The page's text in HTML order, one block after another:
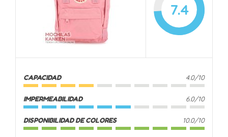
7.4
CAPACIDAD 4.0/10
IMPERMEABILIDAD 6.0/10
DISPONIBILIDAD DE COLORES 10.0/10